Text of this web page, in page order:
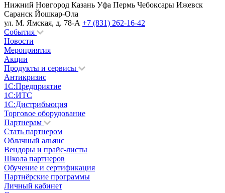
Нижний Новгород Казань Уфа Пермь Чебоксары Ижевск
Саранск Йошкар-Ола
ул. М. Ямская, д. 78-А +7 (831) 262-16-42
События
Новости
Мероприятия
Акции
Продукты и сервисы
Антикризис
1С:Предприятие
1С:ИТС
1С:Дистрибьюция
Торговое оборудование
Партнерам
Стать партнером
Облачный альянс
Вендоры и прайс-листы
Школа партнеров
Обучение и сертификация
Партнёрские программы
Личный кабинет